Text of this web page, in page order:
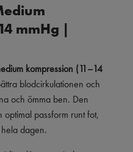
mmHg |
kompression (11–14
blodcirkulationen och
och ömma ben. Den
passform runt fot,
dagen.